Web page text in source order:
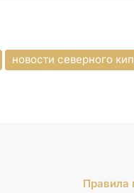
новости северного
Правила